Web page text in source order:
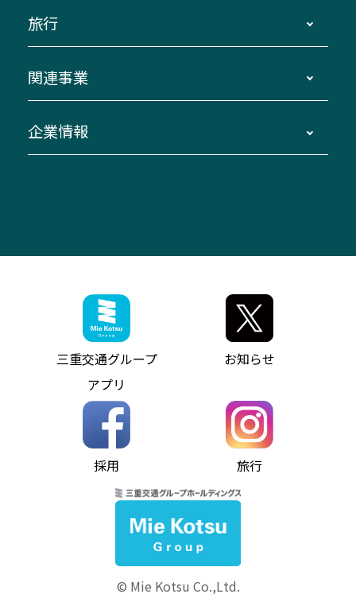
三重交通接近情報バスロケーションシステム
ダイヤ改正情報
迂回・休止について
臨時バスについて
伊勢二見鳥羽周遊バスCANばす
「みえブルーライン」（三重大学病院直通バ
神都ライナー
ミジュマルのラッピングバス（鈴鹿管内）
参宮バス
神都バス
パールシャトル
バス情報の見える化
コミュニティバス
バス・タクシー交通広告
異常事態発生時のお願い
伊賀～名古屋
南紀～VISON～名古屋
湯の山温泉～名古屋
桑名・長島温泉・金城ふ頭駅～中部国際空港
（休止中）
お客様駐車場のご案内
アイコンの説明
インターネット予約
よくあるご質問
お問い合わせ
貸切バスのご利用について
お問い合わせ
旅行
貸切バス団体旅行
美し国周遊ばす
関連事業
自家用自動車車両運行管理
ザ・バスコレクション三重交通バスセット
三重交通公式グッズ
企業情報
ファンコーナー
お問い合わせ
お知らせ・最新情報一覧
ニュースリリース
お問い合わせ
個人情報保護方針
ソーシャルメディア運用ポリシー
ホームページのご利用にあたって
Notes for Using this Website
サイトマップ
三重交通グループ
アプリ
お知らせ
採用 旅行
© Mie Kotsu Co.,Ltd.